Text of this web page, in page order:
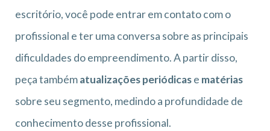
escritório, você pode entrar em contato com o
profissional e ter uma conversa sobre as principais
dificuldades do empreendimento. A partir disso,
peça tambématualizações periódicase matérias
sobre seu segmento, medindo a profundidade de
conhecimento desse profissional.